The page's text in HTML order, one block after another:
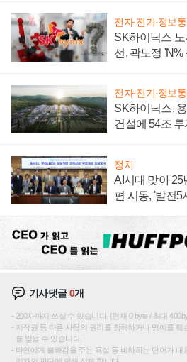
전자·전기·정보
SK하이닉스
선, 곽노정 'N%
전자·전기·정보
SK하이닉스,
건설에 54조 투
정치
AI시대 맞아 25
편 시동, '발전5
기사댓글0개
200자까지 쓰실 수 있습니다. (현재 0 byte / 최대
저작권 등 다른 사람의 권리를 침해하거나 명예를 훼
를 받을 수 있습니다.
타인에게 불쾌감을 주는 욕설 등 비하하는 단어가